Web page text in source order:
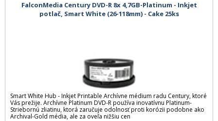
FalconMedia Century DVD-R 8x 4,7GB-Platinum - Inkjet
potlač, Smart White (26-118mm) - Cake 25ks
Smart White Hub - Inkjet Printable Archívne médium radu Century, ktoré
Vás prežije. Archívne Platinum DVD-R používa inovatívnu Platinum-
Striebornú zliatinu, ktorá zaručuje odolnosť proti korózii podobne ako
Archival-Gold média, ale za oveľa nižšiu cen